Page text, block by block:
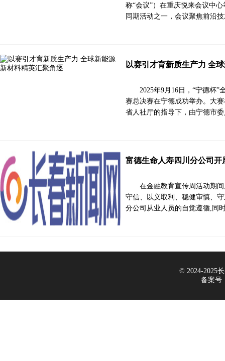
称“会议”）在重庆悦来会议中
同期活动之一，会议聚焦前沿
以赛引才育新质生产力 全
2025年9月16日，“宁德杯
赛总决赛在宁德成功举办。大
省人社厅的指导下，由宁德市
富德生命人寿四川分公司开
在金融教育宣传周活动期
守信、以义取利、稳健审慎、
分公司从业人员的自觉遵循,
© 2024-2025
备案号